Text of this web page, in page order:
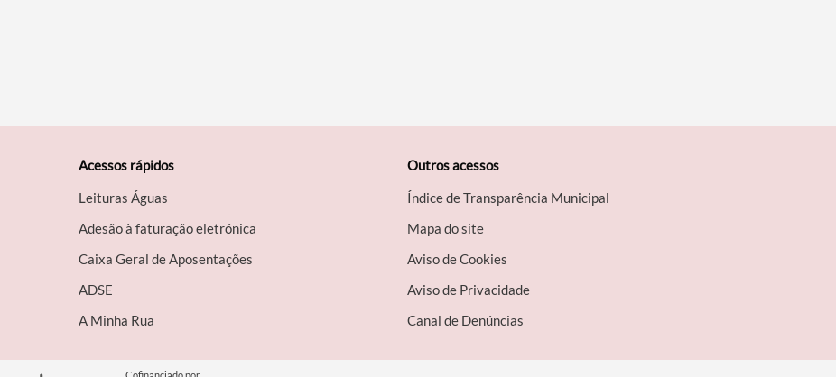
Acessos rápidos
Leituras Águas
Adesão à faturação eletrónica
Caixa Geral de Aposentações
A​DSE
A Minha Rua
Outros acessos
Índice de Transparência Municipal
Mapa do site
Aviso de Cookies
Aviso de Privacidade
Canal de Denúncias
Cofinanciado por